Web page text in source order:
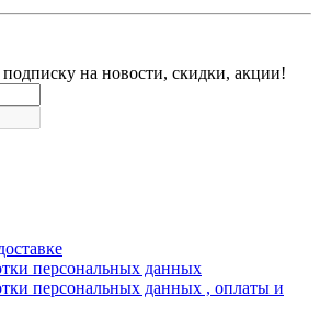
на новости, скидки, акции!
персональных данных
персональных данных , оплаты и